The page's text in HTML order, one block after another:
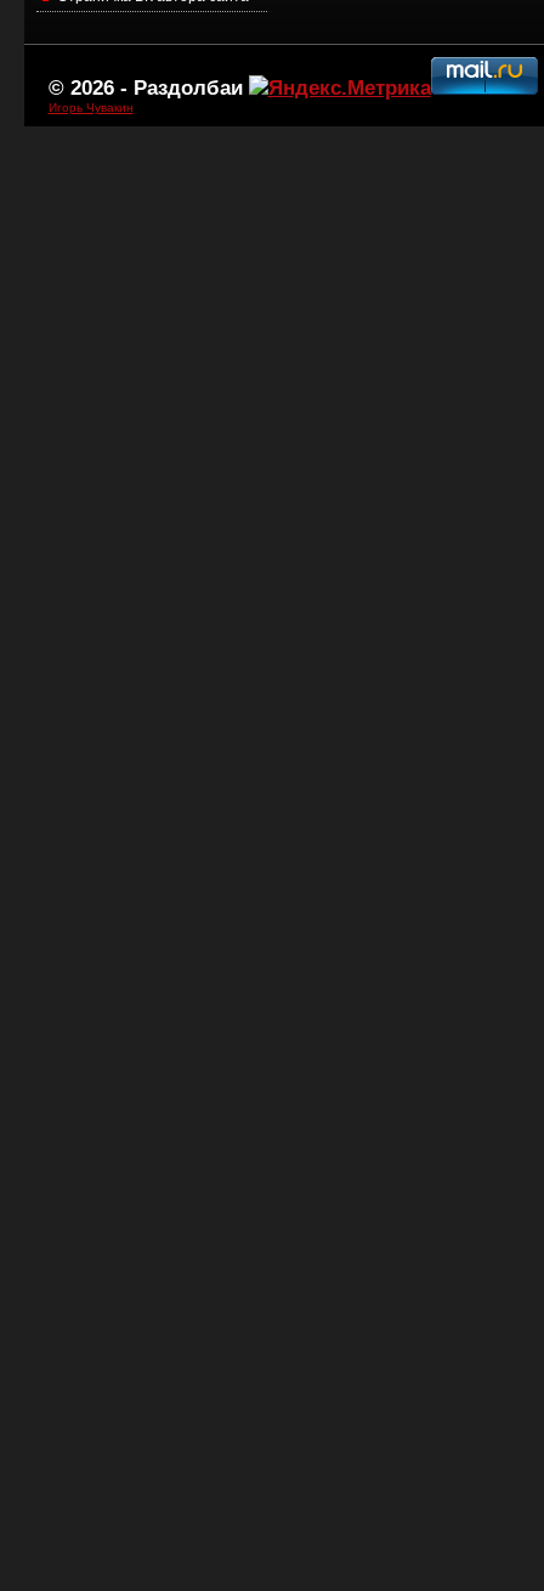
© 2026 - Раздолбаи
Игорь Чувакин